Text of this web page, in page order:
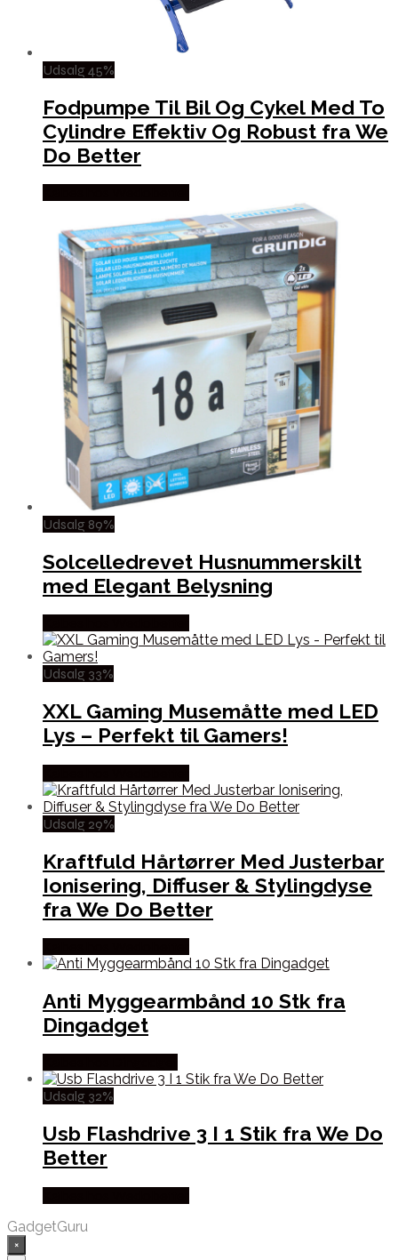
Udsalg 45%
Fodpumpe Til Bil Og Cykel Med To
Cylindre Effektiv Og Robust fra We
Do Better
Udsalg 89%
Solcelledrevet Husnummerskilt
med Elegant Belysning
Udsalg 33%
XXL Gaming Musemåtte med LED
Lys – Perfekt til Gamers!
Udsalg 29%
Kraftfuld Hårtørrer Med Justerbar
Ionisering, Diffuser & Stylingdyse
fra We Do Better
Anti Myggearmbånd 10 Stk fra
Dingadget
Udsalg 32%
Usb Flashdrive 3 I 1 Stik fra We Do
Better
GadgetGuru
×